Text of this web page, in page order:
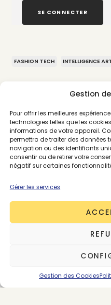
Gestion
Pour offrir les meilleures
technologies telles que les
informations de votre appareil.
permettra de traiter des données
navigation ou des identifiants
consentir ou de retirer votre
négatif sur certaines
Gérer les services
Gestion des Cookies
SE CONNECTER
FASHION TECH INTELLIGENCE
198